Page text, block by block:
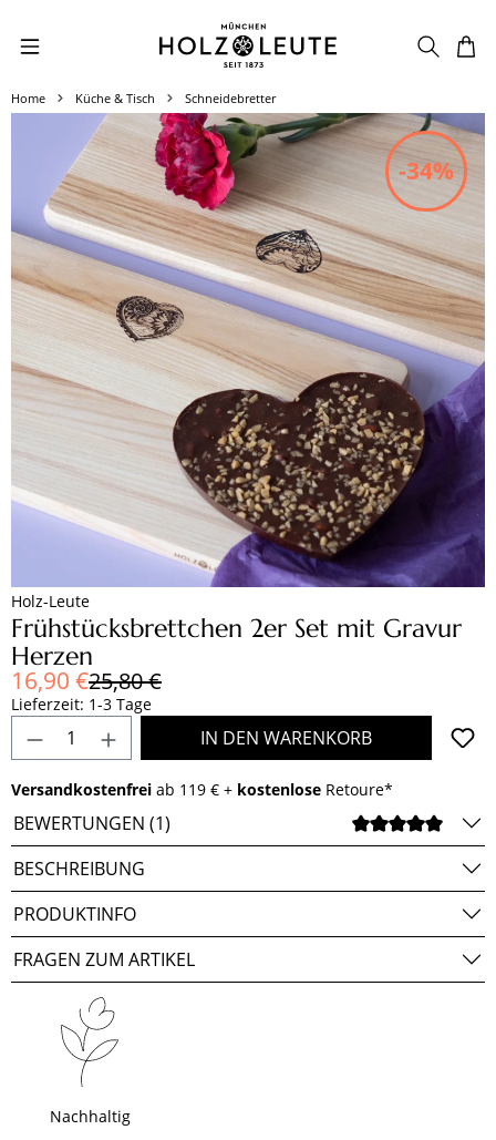
Zum Hauptinhalt springen
Home Küche & Tisch Schneidebretter
Holz-Leute
Frühstücksbrettchen 2er Set mit Gravur
Herzen
Verkaufspreis:Regulärer Preis:
25,80 €
16,90 €
Lieferzeit: 1-3 Tage
Produkt Anzahl: Gib den gewünschten
IN DEN WARENKORB
Versandkostenfrei ab 119 € + kostenlose Retoure*
BEWERTUNGEN (1)
BESCHREIBUNG
PRODUKTINFO
FRAGEN ZUM ARTIKEL
Nachhaltig
Bildergalerie überspringen
-34%